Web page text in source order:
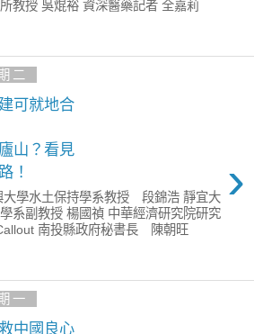
教授 吳焜裕 資深醫藥記者 全嘉莉
二
可就地合
山？看見
！
›
大學水土保持學系教授 段錦浩 靜宜大
系副教授 楊國禎 中華經濟研究院研究
南投縣政府秘書長 陳朝旺
一
中國良心